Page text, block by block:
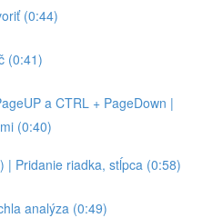
(0:44)
(0:41)
a CTRL + PageDown |
(0:40)
| Pridanie riadka, stĺpca (0:58)
analýza (0:49)